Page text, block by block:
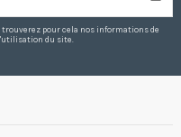
pour cela nos informations de
du site.